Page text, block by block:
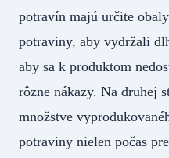
potravín majú určite
potraviny, aby vydržali
aby sa k produktom
rôzne nákazy. Na druhej
množstve
potraviny nielen počas